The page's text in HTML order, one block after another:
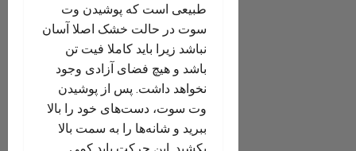
طبیعی است که پوشیدن وت
سوت در حالت خشک اصلا آسان
نباشد زیرا باید کاملا فیت تن
باشد و هیچ فضای آزادی وجود
نخواهد داشت. پس از پوشیدن
وت سوت، دست‌های خود را بالا
ببرید و شانه‌ها را به سمت بالا